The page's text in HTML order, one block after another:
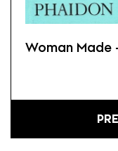
Woman Made